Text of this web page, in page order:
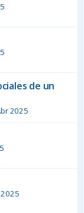
de un
2025